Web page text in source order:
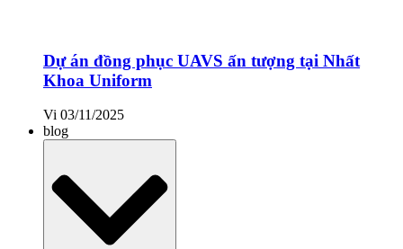
Dự án đồng phục UAVS ấn tượng tại Nhất
Khoa Uniform
Vi 03/11/2025
blog